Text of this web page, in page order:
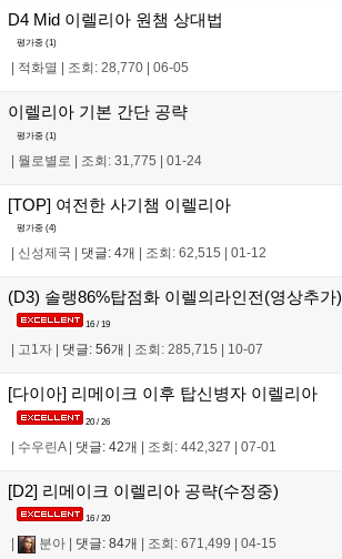
D4 Mid 이렐리아 원챔 상대법
평가중 (1)
적화멸 조회: 28,770 06-05
이렐리아 기본 간단 공략
평가중 (1)
| 뭘로별로 | 조회: 31,775 | 01-24
[TOP] 여전한 사기챔 이렐리아
평가중 (4)
신성제국 댓글: 4개 조회: 62,515 01-12
(D3) 솔랭86%탑점화 이렐의라인전(영상추가)
16 / 19
고1자 댓글: 56개 조회: 285,715 10-07
[다이아] 리메이크 이후 탑신병자 이렐리아
20 / 26
| 수우린A| 댓글: 42개 | 조회: 442,327 | 07-01
[D2] 리메이크 이렐리아 공략(수정중)
16 / 20
분아 댓글: 84개 조회: 671,499 04-15